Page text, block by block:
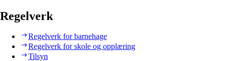
Regelverk
Regelverk for barnehage
Regelverk for skole og opplæring
Tilsyn